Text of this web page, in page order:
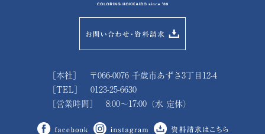
［本社］ 〒066-0076 千歳市あずさ3丁目12-4
［TEL］ 0123-25-6630
［営業時間］ 8:00～17:00（水 定休）